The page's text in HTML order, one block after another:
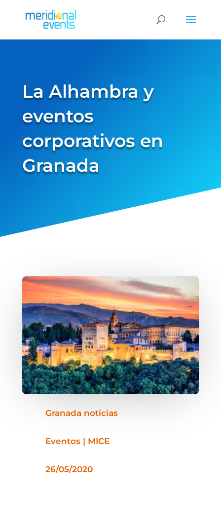
La Alhambra y
eventos
corporativos en
Granada
Granada noticias
Eventos | MICE
26/05/2020